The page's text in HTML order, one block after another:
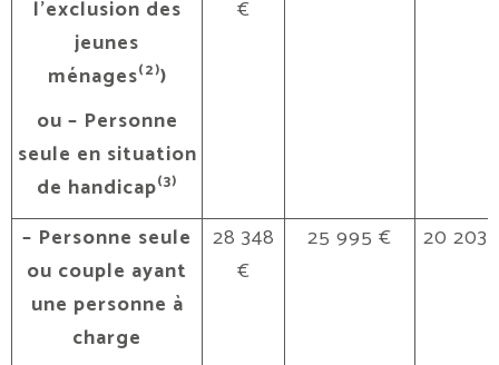
l’exclusion des
jeunes
ménages(2))
ou – Personne
seule en situation
de handicap(3)
€
– Personne seule
ou couple ayant
une personne à
charge
28 348
€
25 995 € 20 203